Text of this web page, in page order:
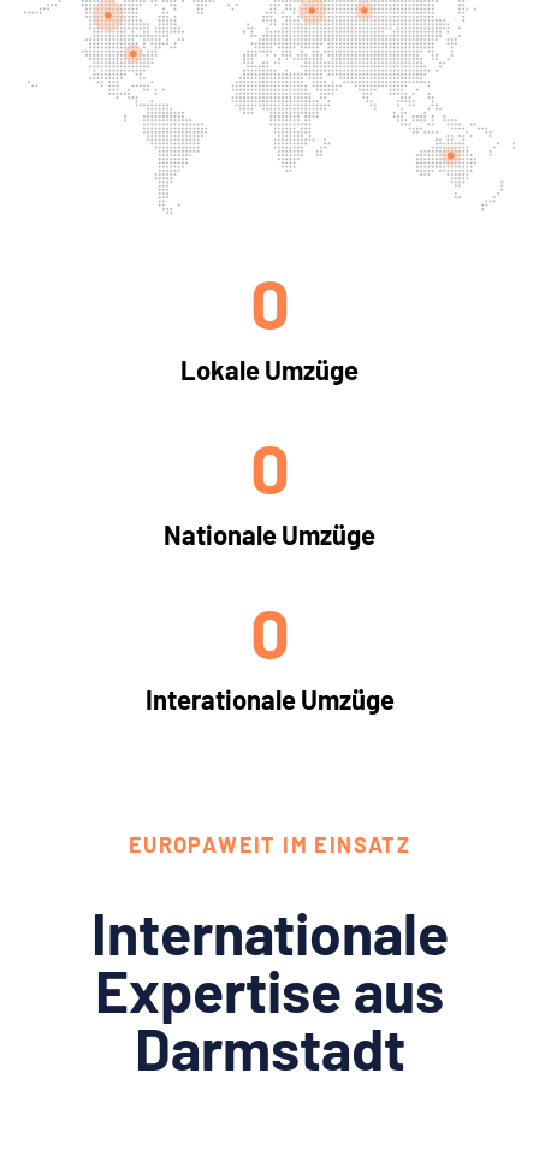
Lokale Umzüge
0
Nationale Umzüge
0
Interationale Umzüge
0
EUROPAWEIT IM EINSATZ
Internationale
Expertise aus
Darmstadt